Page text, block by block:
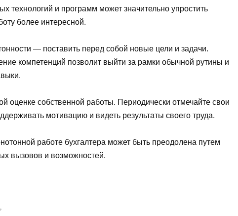
технологий и программ может значительно упростить
более интересной.
— поставить перед собой новые цели и задачи.
компетенций позволит выйти за рамки обычной рутины и
оценке собственной работы. Периодически отмечайте свои
мотивацию и видеть результаты своего труда.
работе бухгалтера может быть преодолена путем
вызовов и возможностей.